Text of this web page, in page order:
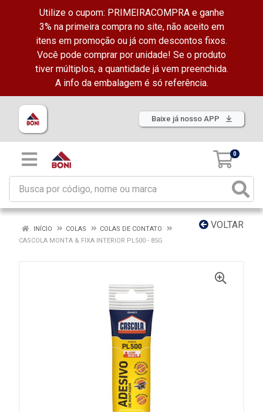
Utilize o cupom: PRIMEIRACOMPRA e ganhe
3% na primeira compra no site, não aceito em
itens em promoção ou já com descontos fixos.
Você pode comprar por unidade! Se o produto
tiver múltiplos, a quantidade já vem preenchida.
A info da embalagem é só referência.
Baixe já nosso APP
0
VOLTAR
INÍCIO COLAS
COLAS DE CONTATO
CASCOLA MONTA & FIXA INTERIOR PL500 - 85G